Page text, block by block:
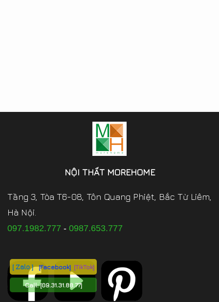
[ Zalo ] [Facebook] [TikTok]
Call:[09.31.31.88.77]
NỘI THẤT MOREHOME
Tầng 3, Tòa T6-08, Tôn Quang Phiệt, Bắc Từ Liêm,
Hà Nội.
097.1982.777 - 0987.653.777